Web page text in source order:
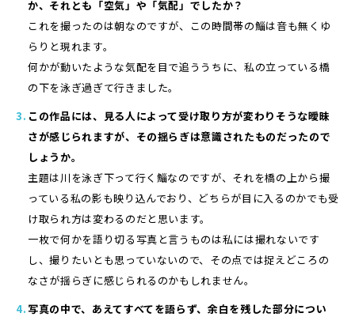
か、それとも「空気」や「気配」でしたか？
これを撮ったのは朝なのですが、この時間帯の鯔は音も無くゆ
らりと現れます。
何かが動いたような気配を目で追ううちに、私の立っている橋
の下を泳ぎ過ぎて行きました。
この作品には、見る人によって受け取り方が変わりそうな曖昧
さが感じられますが、その揺らぎは意識されたものだったので
しょうか。
主題は川を泳ぎ下って行く鯔なのですが、それを橋の上から撮
っている私の影も映り込んでおり、どちらが目に入るのかでも受
け取られ方は変わるのだと思います。
一枚で何かを語り切る写真と言うものは私には撮れないです
し、撮りたいとも思っていないので、その点では捉えどころの
なさが揺らぎに感じられるのかもしれません。
写真の中で、あえてすべてを語らず、余白を残した部分につい